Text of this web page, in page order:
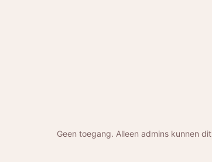
Geen toegang. Alleen admins kunnen